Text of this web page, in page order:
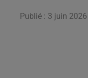
Publié : 3 juin